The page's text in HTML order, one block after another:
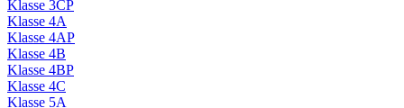
Klasse 3CP
Klasse 4A
Klasse 4AP
Klasse 4B
Klasse 4BP
Klasse 4C
Klasse 5A